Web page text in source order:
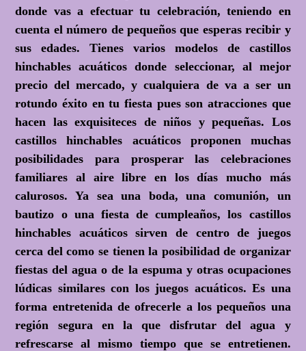
donde vas a efectuar tu celebración, teniendo en
cuenta el número de pequeños que esperas recibir y
sus edades. Tienes varios modelos de castillos
hinchables acuáticos donde seleccionar, al mejor
precio del mercado, y cualquiera de va a ser un
rotundo éxito en tu fiesta pues son atracciones que
hacen las exquisiteces de niños y pequeñas. Los
castillos hinchables acuáticos proponen muchas
posibilidades para prosperar las celebraciones
familiares al aire libre en los días mucho más
calurosos. Ya sea una boda, una comunión, un
bautizo o una fiesta de cumpleaños, los castillos
hinchables acuáticos sirven de centro de juegos
cerca del como se tienen la posibilidad de organizar
fiestas del agua o de la espuma y otras ocupaciones
lúdicas similares con los juegos acuáticos. Es una
forma entretenida de ofrecerle a los pequeños una
región segura en la que disfrutar del agua y
refrescarse al mismo tiempo que se entretienen.